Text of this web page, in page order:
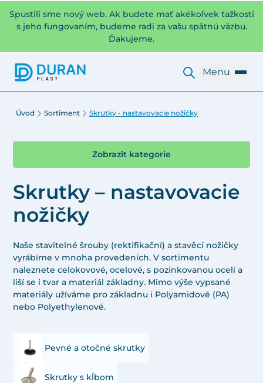
Spustili sme nový web. Ak budete mať akékoľvek ťažkosti
s jeho fungovaním, budeme radi za vašu spätnú väzbu.
Ďakujeme.
Menu
Úvod Sortiment Skrutky - nastavovacie nožičky
Zobrazit kategorie
Skrutky – nastavovacie
nožičky
Naše stavitelné šrouby (rektifikační) a stavěcí nožičky
vyrábíme v mnoha provedeních. V sortimentu
naleznete celokovové, ocelové, s pozinkovanou ocelí a
liší se i tvar a materiál základny. Mimo výše vypsané
materiály užíváme pro základnu i Polyamidové (PA)
nebo Polyethylenové.
Pevné a otočné skrutky
Skrutky s kĺbom